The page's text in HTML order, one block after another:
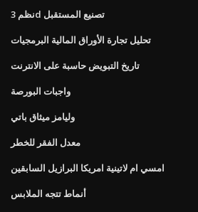
نظم 3d تصنيع المستقبل
تحليل تجارة الأوراق المالية البرمجيات
تاريخ التبويض حاسبة على الانترنت
واجبات البورصة
وليامز ميثاق باتي
معدل الفقر للخطر
امسي ام لاتينية امريكا البرازيل السابقين
أنماط تتجه الملابس